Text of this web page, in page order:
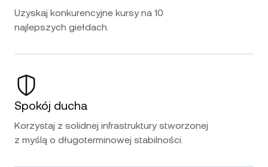
Uzyskaj konkurencyjne kursy na 10
najlepszych giełdach.
Spokój ducha
Korzystaj z solidnej infrastruktury stworzonej
z myślą o długoterminowej stabilności.